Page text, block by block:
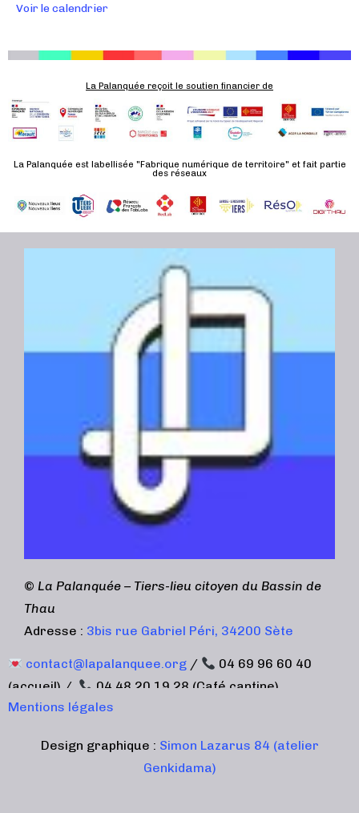
v
n
m
e
n
Voir le calendrier
La Palanquée reçoit le soutien financier de
La Palanquée est labellisée "Fabrique numérique de territoire" et fait partie
des réseaux
© La Palanquée – Tiers-lieu citoyen du Bassin de
Thau
Adresse : 3bis rue Gabriel Péri, 34200 Sète
contact@lapalanquee.org /
04 69 96 60 40
(accueil) /
04 48 20 19 28 (Café cantine)
Mentions légales
Design graphique : Simon Lazarus 84 (atelier
Genkidama)